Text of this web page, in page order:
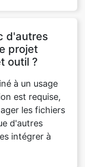
à un usage
est requise,
les fichiers
d'autres
intégrer à
quant à